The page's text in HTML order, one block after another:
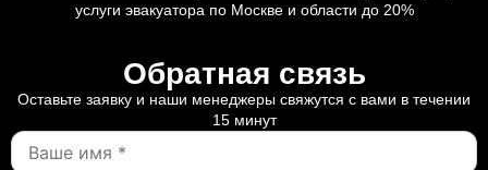
услуги эвакуатора по Москве и области до 20%
Обратная связь
Оставьте заявку и наши менеджеры свяжутся с вами в течении
15 минут